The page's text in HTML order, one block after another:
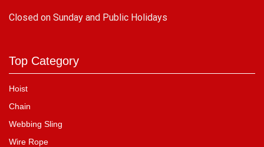
Closed on Sunday and Public Holidays
Top Category
Hoist
Chain
Webbing Sling
Wire Rope